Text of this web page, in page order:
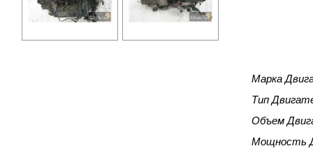
Марка
Тип
Объем
Мощность